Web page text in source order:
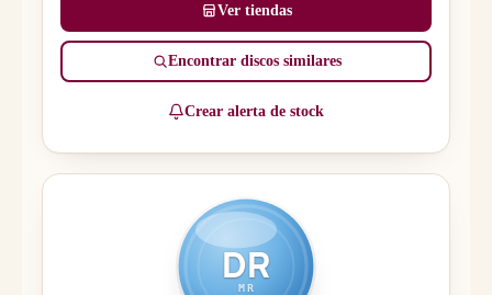
Ver tiendas
Encontrar discos similares
Crear alerta de stock
DR
MR